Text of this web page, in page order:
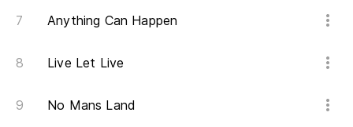
Anything Can Happen
Live Let Live
No Mans Land